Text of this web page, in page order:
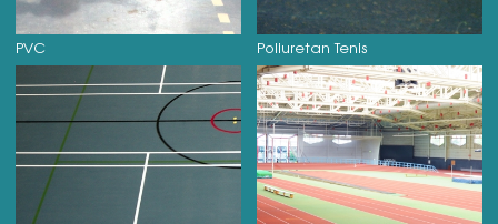
PVC Poliuretan Tenis